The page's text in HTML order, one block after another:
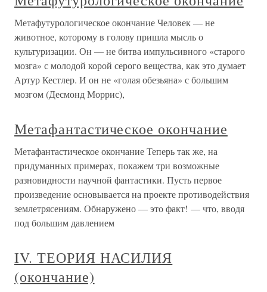
Метафутурологическое окончание Человек — не
животное, которому в голову пришла мысль о
культуризации. Он — не битва импульсивного «старого
мозга» с молодой корой серого вещества, как это думает
Артур Кестлер. И он не «голая обезьяна» с большим
мозгом (Десмонд Моррис),
Метафантастическое окончание
Метафантастическое окончание Теперь так же, на
придуманных примерах, покажем три возможные
разновидности научной фантастики. Пусть первое
произведение основывается на проекте противодействия
землетрясениям. Обнаружено — это факт! — что, вводя
под большим давлением
IV. ТЕОРИЯ НАСИЛИЯ
(окончание)